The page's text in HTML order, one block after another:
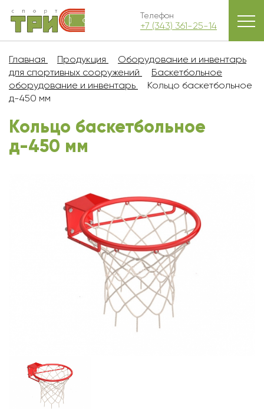
Телефон
+7 (343) 361-25-14
Главная Продукция
Оборудование и инвентарь
для спортивных сооружений
Баскетбольное
оборудование и инвентарь
Кольцо баскетбольное
д-450 мм
Кольцо баскетбольное
д-450 мм